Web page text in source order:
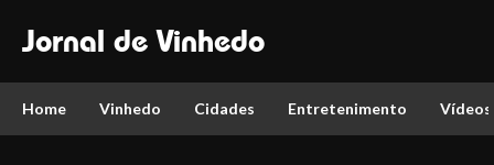
Jornal de Vinhedo
Home Vinhedo Cidades Entretenimento Vídeos